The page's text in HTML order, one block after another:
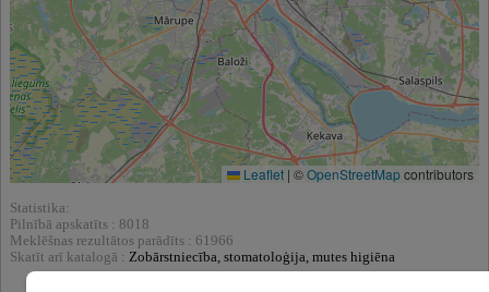
Leaflet | ©OpenStreetMapcontributors
Statistika:
Pilnībā apskatīts : 8018
Meklēšnas rezultātos parādīts : 61966
Skatīt arī katalogā : Zobārstniecība, stomatoloģija, mutes higiēna